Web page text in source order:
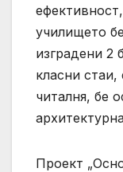
училището
изградени 2
класни стаи,
читалня, бе
Проект